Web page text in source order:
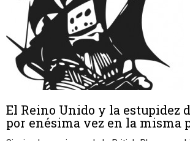
El Reino Unido y la estupidez
por enésima vez en la misma